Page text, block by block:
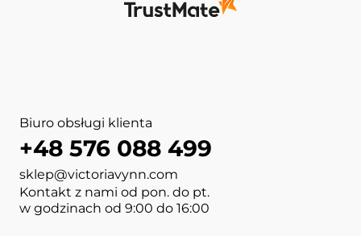
Biuro obsługi klienta
+48 576 088 499
sklep@victoriavynn.com
Kontakt z nami od pon. do pt.
w godzinach od 9:00 do 16:00